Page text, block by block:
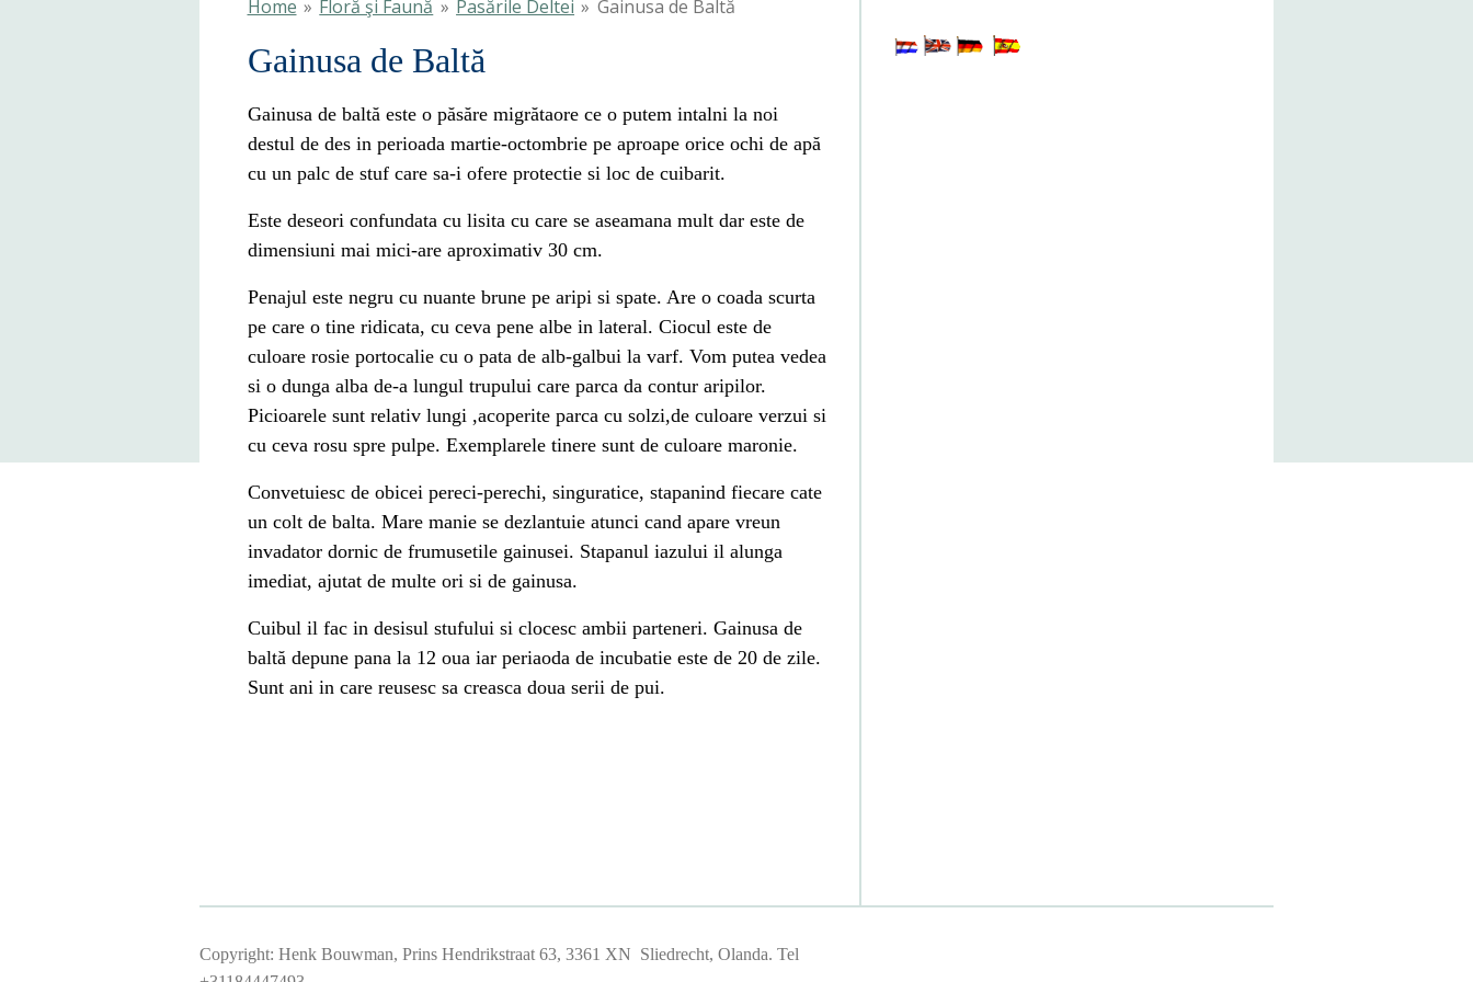
Home » Floră şi Faună » Pasările Deltei » Gainusa de Baltă
Gainusa de Baltă
Gainusa de baltă este o păsăre migrătaore ce o putem intalni la noi
destul de des in perioada martie-octombrie pe aproape orice ochi de apă
cu un palc de stuf care sa-i ofere protectie si loc de cuibarit.
Este deseori confundata cu lisita cu care se aseamana mult dar este de
dimensiuni mai mici-are aproximativ 30 cm.
Penajul este negru cu nuante brune pe aripi si spate. Are o coada scurta
pe care o tine ridicata, cu ceva pene albe in lateral. Ciocul este de
culoare rosie portocalie cu o pata de alb-galbui la varf. Vom putea vedea
si o dunga alba de-a lungul trupului care parca da contur aripilor.
Picioarele sunt relativ lungi ,acoperite parca cu solzi,de culoare verzui si
cu ceva rosu spre pulpe. Exemplarele tinere sunt de culoare maronie.
Convetuiesc de obicei pereci-perechi, singuratice, stapanind fiecare cate
un colt de balta. Mare manie se dezlantuie atunci cand apare vreun
invadator dornic de frumusetile gainusei. Stapanul iazului il alunga
imediat, ajutat de multe ori si de gainusa.
Cuibul il fac in desisul stufului si clocesc ambii parteneri. Gainusa de
baltă depune pana la 12 oua iar periaoda de incubatie este de 20 de zile.
Sunt ani in care reusesc sa creasca doua serii de pui.
Copyright: Henk Bouwman, Prins Hendrikstraat 63, 3361 XN Sliedrecht, Olanda. Tel